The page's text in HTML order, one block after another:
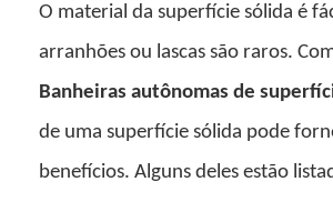
O material da superfície sólida é
arranhões ou lascas são raros.
Banheiras autônomas de
de uma superfície sólida pode
benefícios. Alguns deles estão